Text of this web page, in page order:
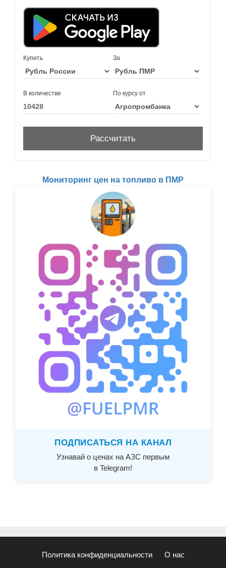
Купить За
В количестве По курсу от
Мониторинг цен на топливо в ПМР
ПОДПИСАТЬСЯ НА КАНАЛ
Узнавай о ценах на АЗС первым
в Telegram!
Политика конфиденциальности О нас